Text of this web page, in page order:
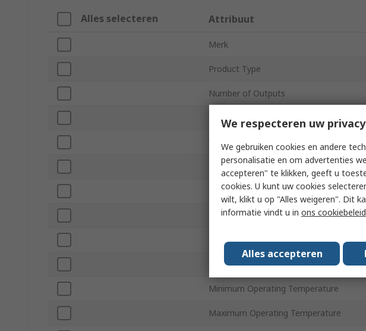
Alles selecteren Attribuut
Merk
Product Type
Number of Outputs
Length
Width
Power
Depth
Mount Type
Isolation Voltage
PCB Transformer Current
Minimum Operating Temperature
Maximum Operating Temperature
We respecteren uw privacy
We gebruiken cookies en andere
personalisatie en om advertenties
accepteren" te klikken, geeft u
cookies. U kunt uw cookies
wilt, klikt u op "Alles weigeren". Dit
informatie vindt u in ons cookiebeleid
Alles accepteren